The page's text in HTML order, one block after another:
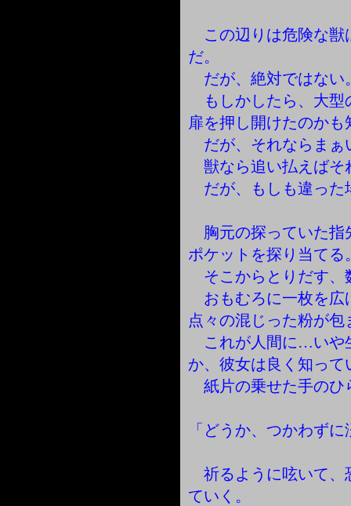
この辺りは危険な獣
だ。
だが、絶対ではない
もしかしたら、大型
扉を押し開けたのかも
だが、それならまぁ
獣なら追い払えばそ
だが、もしも違っ
胸元の探っていた指
ポケットを探り当てる
そこからとりだす、
おもむろに一枚を広
点々の混じった粉が包
これが人間に…いや
か、彼女は良く知って
紙片の乗せた手のひ
「どうか、つかわず
祈るように呟いて、
ていく。